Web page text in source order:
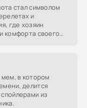
стал символом
и
где хозяин
комфорта своего
в котором
делится
из